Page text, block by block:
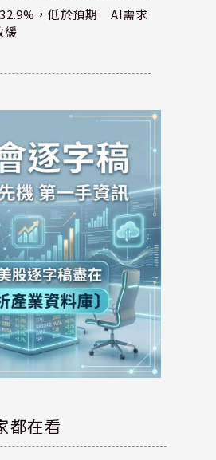
，低於預期 AI需求
緩
都在看